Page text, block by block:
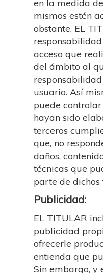
en la medida
mismos estén
obstante, EL
acceso que
del ámbito al
usuario. Así
puede
hayan sido
terceros
que, no
daños,
técnicas que
parte de dichos
Publicidad:
EL TITULAR
publicidad
ofrecerle
entienda que
Sin embargo, y